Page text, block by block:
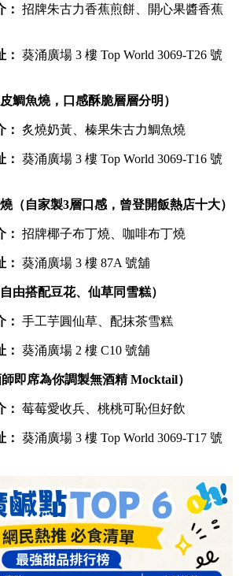
： 招牌朱古力香蕉煎餅、開心果醬香蕉
： 葵涌廣場 3 樓 Top World 3069-T26 號
鯛魚燒，口感酥脆層層分明）
： 炙燒奶黃、榛果朱古力鯛魚燒
： 葵涌廣場 3 樓 Top World 3069-T16 號
（自家製3層口感，曾登開飯熱店十大）
： 招牌椰子布丁燒、咖啡布丁燒
： 葵涌廣場 3 樓 87A 號舖
由搭配豆花、仙草同雪糕）
： 手工芋圓仙草、配抹茶雪糕
： 葵涌廣場 2 樓 C10 號舖
即席為你調製無酒精 Mocktail）
： 莓莓愛收兵、桃桃可恥但好飲
： 葵涌廣場 3 樓 Top World 3069-T17 號